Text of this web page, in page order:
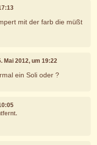
mit der farb die müßt
Mai 2012, um 19:22
ein Soli oder ?